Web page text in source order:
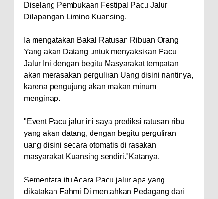
Diselang Pembukaan Festipal Pacu Jalur
Dilapangan Limino Kuansing.
Ia mengatakan Bakal Ratusan Ribuan Orang
Yang akan Datang untuk menyaksikan Pacu
Jalur Ini dengan begitu Masyarakat tempatan
akan merasakan perguliran Uang disini nantinya,
karena pengujung akan makan minum
menginap.
"Event Pacu jalur ini saya prediksi ratusan ribu
yang akan datang, dengan begitu perguliran
uang disini secara otomatis di rasakan
masyarakat Kuansing sendiri."Katanya.
Sementara itu Acara Pacu jalur apa yang
dikatakan Fahmi Di mentahkan Pedagang dari